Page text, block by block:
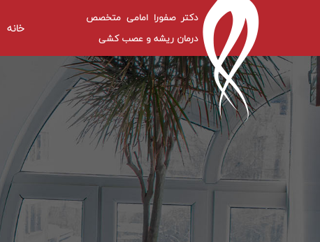
خانه
دکتر صفورا امامی متخصص
درمان ریشه و عصب کشی